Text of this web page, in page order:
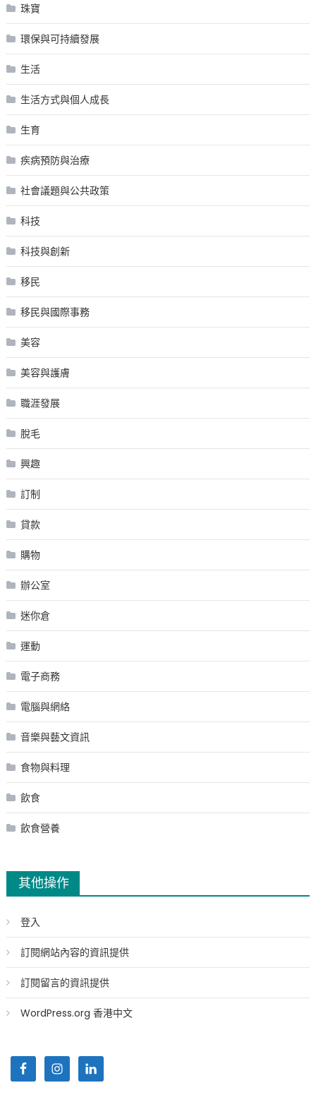
珠寶
環保與可持續發展
生活
生活方式與個人成長
生育
疾病預防與治療
社會議題與公共政策
科技
科技與創新
移民
移民與國際事務
美容
美容與護膚
職涯發展
脫毛
興趣
訂制
貸款
購物
辦公室
迷你倉
運動
電子商務
電腦與網絡
音樂與藝文資訊
食物與料理
飲食
飲食營養
其他操作
登入
訂閱網站內容的資訊提供
訂閱留言的資訊提供
WordPress.org 香港中文